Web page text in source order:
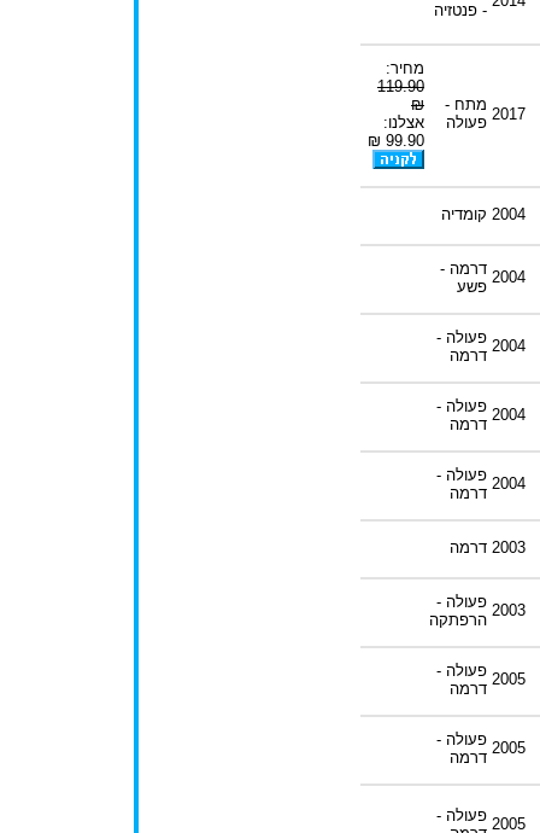
- פנטזיה
2017
מתח -
פעולה
מחיר:
119.90
₪
אצלנו:
99.90 ₪
2004 קומדיה
2004 דרמה -
פשע
2004 פעולה -
דרמה
2004 פעולה -
דרמה
2004 פעולה -
דרמה
2003 דרמה
2003 פעולה -
הרפתקה
2005 פעולה -
דרמה
2005 פעולה -
דרמה
2005 פעולה -